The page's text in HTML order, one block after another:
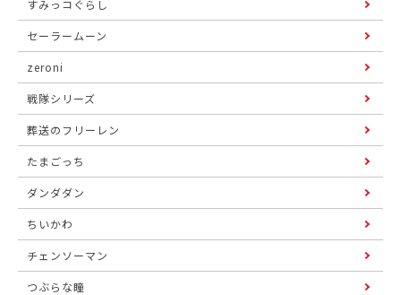
すみっコぐらし
セーラームーン
zeroni
戦隊シリーズ
葬送のフリーレン
たまごっち
ダンダダン
ちいかわ
チェンソーマン
つぶらな瞳